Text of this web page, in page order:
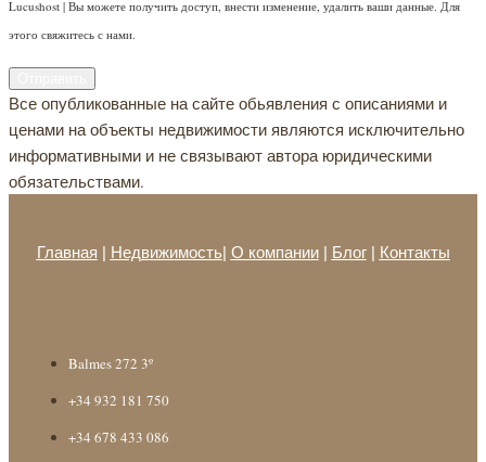
Lucushost | Вы можете получить доступ, внести изменение, удалить ваши данные. Для
этого свяжитесь с нами.
Все опубликованные на сайте обьявления с описаниями и
ценами на объекты недвижимости являются исключительно
информативными и не связывают автора юридическими
обязательствами.
Главная | Недвижимость| О компании| Блог| Контакты
Balmes 272 3º
+34 932 181 750
+34 678 433 086